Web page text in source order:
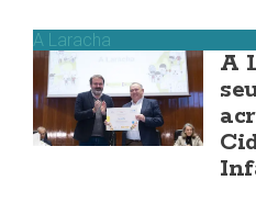
A Laracha
A